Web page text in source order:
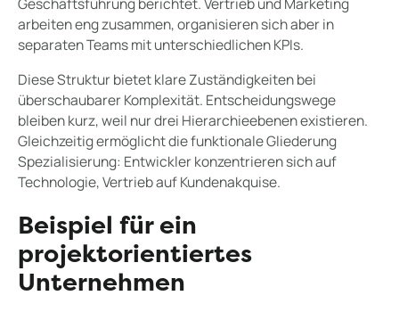
arbeiten eng zusammen, organisieren sich aber in
separaten Teams mit unterschiedlichen KPIs.
Diese Struktur bietet klare Zuständigkeiten bei
überschaubarer Komplexität. Entscheidungswege
bleiben kurz, weil nur drei Hierarchieebenen existieren.
Gleichzeitig ermöglicht die funktionale Gliederung
Spezialisierung: Entwickler konzentrieren sich auf
Technologie, Vertrieb auf Kundenakquise.
Beispiel für ein
projektorientiertes
Unternehmen